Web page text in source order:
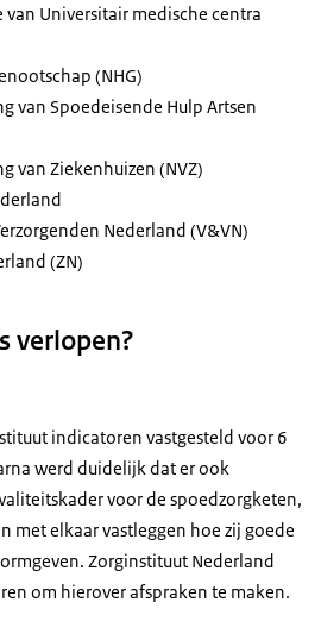
van Universitair medische centra
(NHG)
van Spoedeisende Hulp Artsen
van Ziekenhuizen (NVZ)
Nederland (V&VN)
(ZN)
verlopen?
indicatoren vastgesteld voor 6
werd duidelijk dat er ook
voor de spoedzorgketen,
met elkaar vastleggen hoe zij goede
Zorginstituut Nederland
om hierover afspraken te maken.